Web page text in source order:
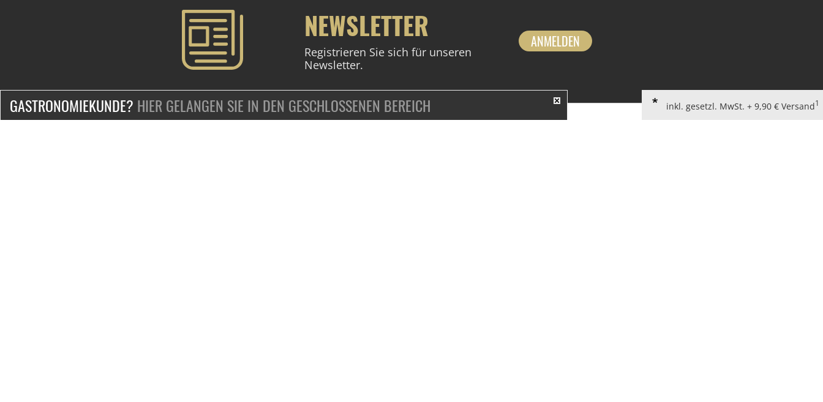
NEWSLETTER
Registrieren Sie sich für unseren
Newsletter.
ANMELDEN
GASTRONOMIEKUNDE? HIER GELANGEN SIE IN DEN GESCHLOSSENEN BEREICH inkl. gesetzl. MwSt. + 9,90 € Versand1